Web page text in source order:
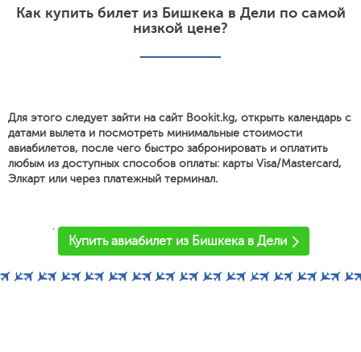
Как купить билет из Бишкека в Дели по самой
низкой цене?
Для этого следует зайти на сайт Bookit.kg, открыть календарь с
датами вылета и посмотреть минимальные стоимости
авиабилетов, после чего быстро забронировать и оплатить
любым из доступных способов оплаты: карты Visa/Mastercard,
Элкарт или через платежный терминал.
'
Купить авиабилет из Бишкека в Дели